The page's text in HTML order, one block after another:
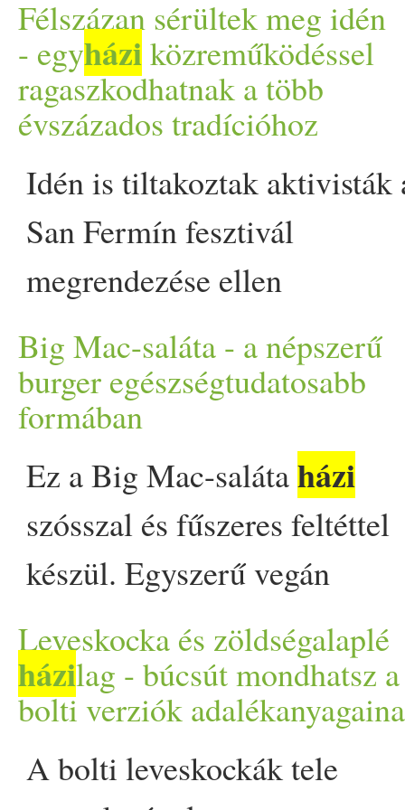
alvás és a minőségi
megkérdőjelezhetetlen az
Egy friss tanulmány
programokkal is lassítható
appeared first on Prove.
Félszázan sérültek meg idén
- egyházi közreműködéssel
ragaszkodhatnak a több
évszázados tradícióhoz
Idén is tiltakoztak aktivisták
San Fermín fesztivál
megrendezése ellen
Pamplonában. Ettől
függetlenül minden a
hagyományok szerint zajlott
rendezvényen ebben az
is. Szokás szerint voltak
bikafuttatások, bikaviadalok,
és többen is megsérültek. Az
állatvédők újabb
ellentmondásra világítottak
a San Fermín kapcsán.
Big Mac-saláta - a népszerű
burger egészségtudatosabb
formában
Ez a Big Mac-salátaházi
szósszal és fűszeres feltéttel
készül. Egyszerű vegán
recept, amely ideális akár
gyors vacsorához is. Az
egészségtudatos étrendbe
aligha fér bele a Big Mac, de
Leveskocka és zöldségalaplé
házilag - búcsút mondhatsz a
bolti verziók
A bolti leveskockák tele